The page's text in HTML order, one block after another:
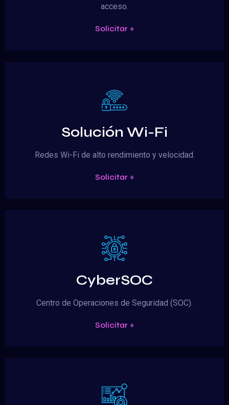
acceso.
Solicitar »
Solución Wi-Fi
Redes Wi-Fi de alto rendimiento y velocidad.
Solicitar »
CyberSOC
Centro de Operaciones de Seguridad (SOC).
Solicitar »